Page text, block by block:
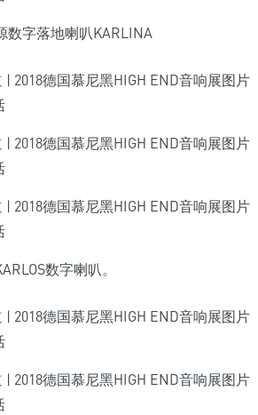
数字落地喇叭KARLINA
数字喇叭。